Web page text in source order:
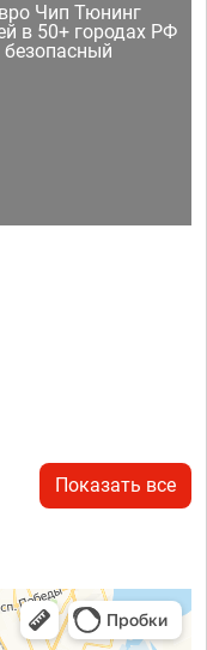
Чип Тюнинг
в 50+ городах РФ
Показать все